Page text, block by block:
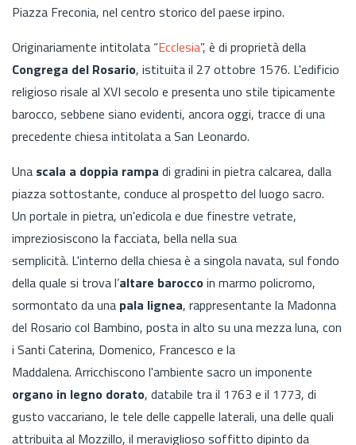
Piazza Freconia, nel centro storico del paese irpino.
Originariamente intitolata “Ecclesia”, è di proprietà della
Congrega del Rosario, istituita il 27 ottobre 1576. L'edificio
religioso risale al XVI secolo e presenta uno stile tipicamente
barocco, sebbene siano evidenti, ancora oggi, tracce di una
precedente chiesa intitolata a San Leonardo.
Una scala a doppia rampa di gradini in pietra calcarea, dalla
piazza sottostante, conduce al prospetto del luogo sacro.
Un portale in pietra, un'edicola e due finestre vetrate,
impreziosiscono la facciata, bella nella sua
semplicità. L'interno della chiesa è a singola navata, sul fondo
della quale si trova l’altare baroccoin marmo policromo,
sormontato da una pala lignea, rappresentante la Madonna
del Rosario col Bambino, posta in alto su una mezza luna, con
i Santi Caterina, Domenico, Francesco e la
Maddalena. Arricchiscono l'ambiente sacro un imponente
organo in legno dorato, databile tra il 1763 e il 1773, di
gusto vaccariano, le tele delle cappelle laterali, una delle quali
attribuita al Mozzillo, il meraviglioso soffitto dipinto da